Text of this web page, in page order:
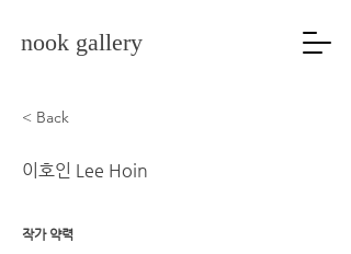
nook gallery
< Back
이호인 Lee Hoin
작가 약력